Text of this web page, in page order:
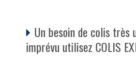
Un besoin de colis très
imprévu utilisez COLIS